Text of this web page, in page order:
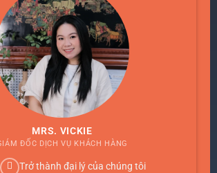
MRS. VICKIE
ĐỐC DỊCH VỤ KHÁCH HÀNG
Trở thành đại lý của chúng tôi